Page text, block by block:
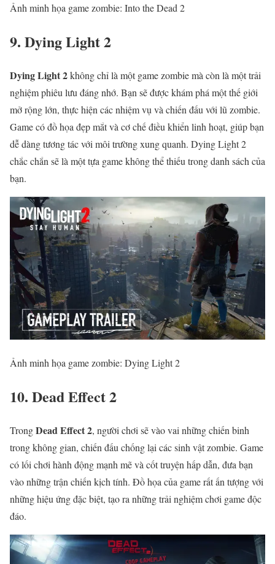
Ảnh minh họa game zombie: Into the Dead 2
9. Dying Light 2
Dying Light 2không chỉ là một game zombie mà còn là một trải
nghiệm phiêu lưu đáng nhớ. Bạn sẽ được khám phá một thế giới
mở rộng lớn, thực hiện các nhiệm vụ và chiến đấu với lũ zombie.
Game có đồ họa đẹp mắt và cơ chế điều khiển linh hoạt, giúp bạn
dễ dàng tương tác với môi trường xung quanh. Dying Light 2
chắc chắn sẽ là một tựa game không thể thiếu trong danh sách của
bạn.
Ảnh minh họa game zombie: Dying Light 2
10. Dead Effect 2
TrongDead Effect 2, người chơi sẽ vào vai những chiến binh
trong không gian, chiến đấu chống lại các sinh vật zombie. Game
có lối chơi hành động mạnh mẽ và cốt truyện hấp dẫn, đưa bạn
vào những trận chiến kịch tính. Đồ họa của game rất ấn tượng với
những hiệu ứng đặc biệt, tạo ra những trải nghiệm chơi game độc
đáo.